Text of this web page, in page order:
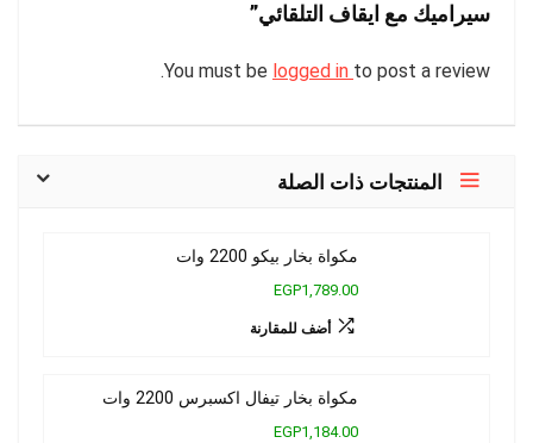
سيراميك مع ايقاف التلقائي”
You must be logged in to post a review.
المنتجات ذات الصلة
مكواة بخار بيكو 2200 وات
EGP1,789.00
أضف للمقارنة
مكواة بخار تيفال اكسبرس 2200 وات
EGP1,184.00